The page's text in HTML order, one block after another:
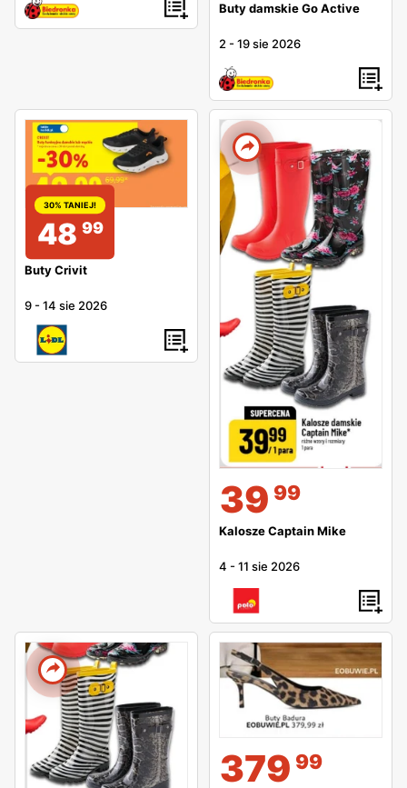
Buty damskie Go Active
2 -19 sie 2026
30% TANIEJ!
48 99
Buty Crivit
9 -14 sie 2026
39 99
Kalosze Captain Mike
4 -11 sie 2026
379 99